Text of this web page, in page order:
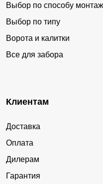
Выбор по способу
Выбор по типу
Ворота и калитки
Все для забора
Клиентам
Доставка
Оплата
Дилерам
Гарантия